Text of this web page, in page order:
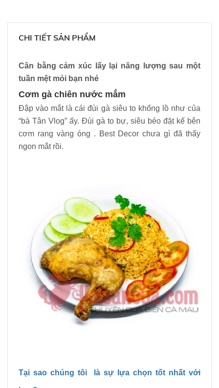
CHI TIẾT SẢN PHẨM
Cân bằng cảm xúc lấy lại năng lượng sau một
tuần mệt mỏi bạn nhé
Cơm gà chiên nước mắm
Đập vào mắt là cái đùi gà siêu to khổng lồ như của
“bà Tân Vlog” ấy. Đùi gà to bự, siêu béo đặt kế bên
cơm rang vàng óng . Best Decor chưa gì đã thấy
ngon mắt rồi.
Tại sao chúng tôi là sự lựa chọn tốt nhất với